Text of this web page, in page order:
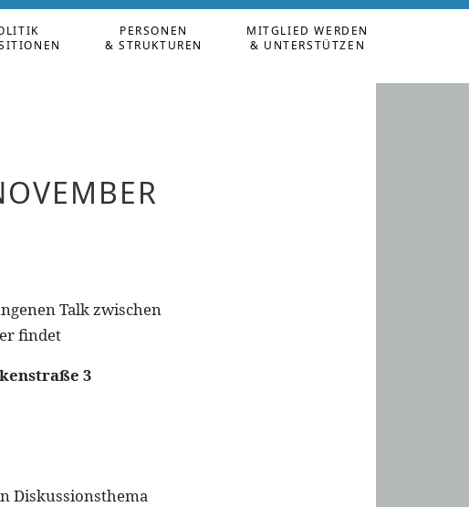
PERSONEN
& STRUKTUREN
MITGLIED WERDEN
& UNTERSTÜTZEN
Talk zwischen
findet
3
Diskussionsthema